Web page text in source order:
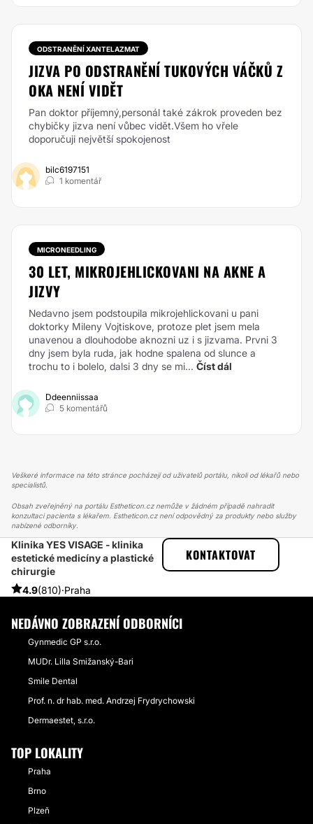
ODSTRANĚNÍ XANTELAZMAT
JIZVA PO ODSTRANĚNÍ TUKOVÝCH VÁČKŮ Z
OKA NENÍ VIDĚT
Pan doktor příjemný,personál také zákrok proveden bez
chybičky jizva není vůbec vidět.Všem ho vřele
doporučuji největší spokojenost
bilc6197151
1 komentář
MICRONEEDLING
30 LET, MIKROJEHLICKOVANI NA AKNE A
JIZVY
Nedavno jsem podstoupila mikrojehlickovani u pani
doktorky Mileny Vojtiskove, protoze plet jsem mela
unavenou a dlouhodobe aknozni uz i s jizvama. Prvni 3
dny jsem byla ruda, jak hodne spalena od slunce a
trochu to i bolelo, dalsi 3 dny se mi... Číst dál
Ddeenniissaa
5 komentářů
Veškeré informace na této stránce pocházejí od uživatelů portálu, nikoli od lékařů nebo
specialistů.
Obsah zveřejněný na portálu Estheticon.cz nemůže v žádném případě nahradit
konzultaci pacienta s lékařem. Estheticon.cz není odpovědný za produkty nebo služby
nabízené odborníky.
Klinika YES VISAGE - klinika
estetické medicíny a plastické
chirurgie
4.9(810)·Praha
KONTAKTOVAT
ESTHETICON
PŘÍBĚHY
PŘÍBĚHY TÝKAJÍCÍ SE ZÁKROKU FRAKČNÍ LASER
FRAKČNÍ LASER V YES VISAGE BRNO
NEDÁVNO ZOBRAZENÍ ODBORNÍCI
Gynmedic GP s.r.o.
MUDr. Lilla Smižanský-Bari
Smile Dental
Prof. n. dr hab. med. Andrzej Frydrychowski
Dermaestet, s.r.o.
TOP LOKALITY
Praha
Brno
Plzeň